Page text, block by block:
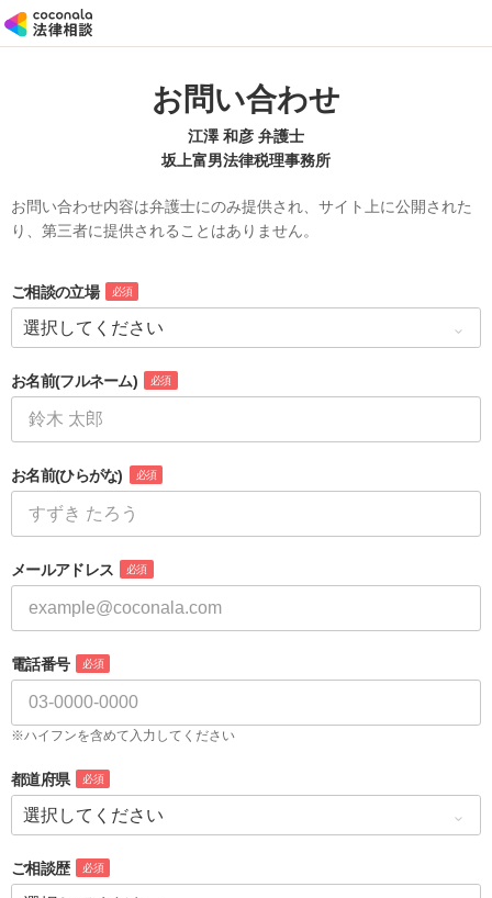
お問い合わせ
江澤 和彦 弁護士
坂上富男法律税理事務所
お問い合わせ内容は弁護士にのみ提供され、サイト上に公開された
り、第三者に提供されることはありません。
ご相談の立場 必須
お名前(フルネーム) 必須
お名前(ひらがな) 必須
メールアドレス 必須
電話番号 必須
※ハイフンを含めて入力してください
都道府県 必須
ご相談歴 必須